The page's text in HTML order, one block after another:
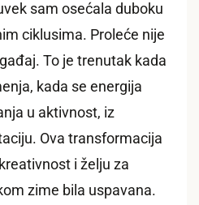
sam osećala duboku
ciklusima. Proleće nije
To je trenutak kada
kada se energija
u aktivnost, iz
Ova transformacija
i želju za
zime bila uspavana.